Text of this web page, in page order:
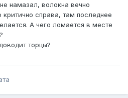
намазал, волокна вечно
справа, там последнее
А чего ломается в месте
торцы?